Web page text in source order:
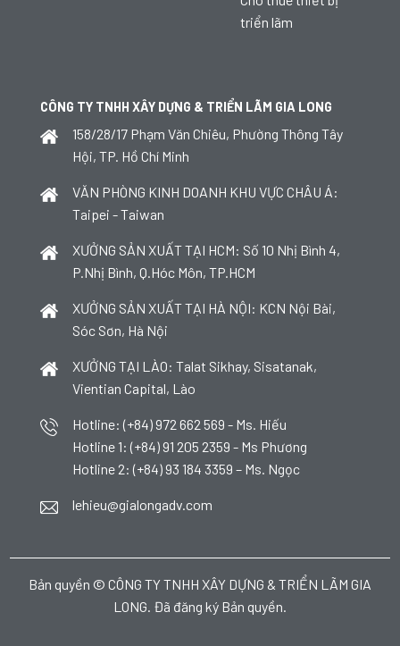
triển lãm
CÔNG TY TNHH XÂY DỰNG & TRIỂN LÃM GIA LONG
158/28/17 Phạm Văn Chiêu, Phường Thông Tây
Hội, TP. Hồ Chí Minh
VĂN PHÒNG KINH DOANH KHU VỰC CHÂU Á:
Taipei - Taiwan
XƯỞNG SẢN XUẤT TẠI HCM: Số 10 Nhị Bình 4,
P.Nhị Bình, Q.Hóc Môn, TP.HCM
XƯỞNG SẢN XUẤT TẠI HÀ NỘI: KCN Nội Bài,
Sóc Sơn, Hà Nội
XƯỞNG TẠI LÀO: Talat Sikhay, Sisatanak,
Vientian Capital, Lào
Hotline: (+84) 972 662 569 - Ms. Hiếu
Hotline 1: (+84) 91 205 2359 - Ms Phương
Hotline 2: (+84) 93 184 3359 – Ms. Ngọc
lehieu@gialongadv.com
Bản quyền © CÔNG TY TNHH XÂY DỰNG & TRIỂN LÃM GIA
LONG. Đã đăng ký Bản quyền.